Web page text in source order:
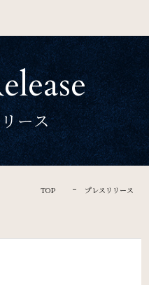
CLOSE
ース
TOP プレスリリース